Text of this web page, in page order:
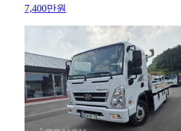
7,400만원